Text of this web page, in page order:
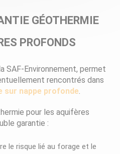
GÉOTHERMIE
PROFONDS
SAF-Environnement, permet
rencontrés dans
sur nappe profonde.
pour les aquifères
garantie :
le risque lié au forage et le